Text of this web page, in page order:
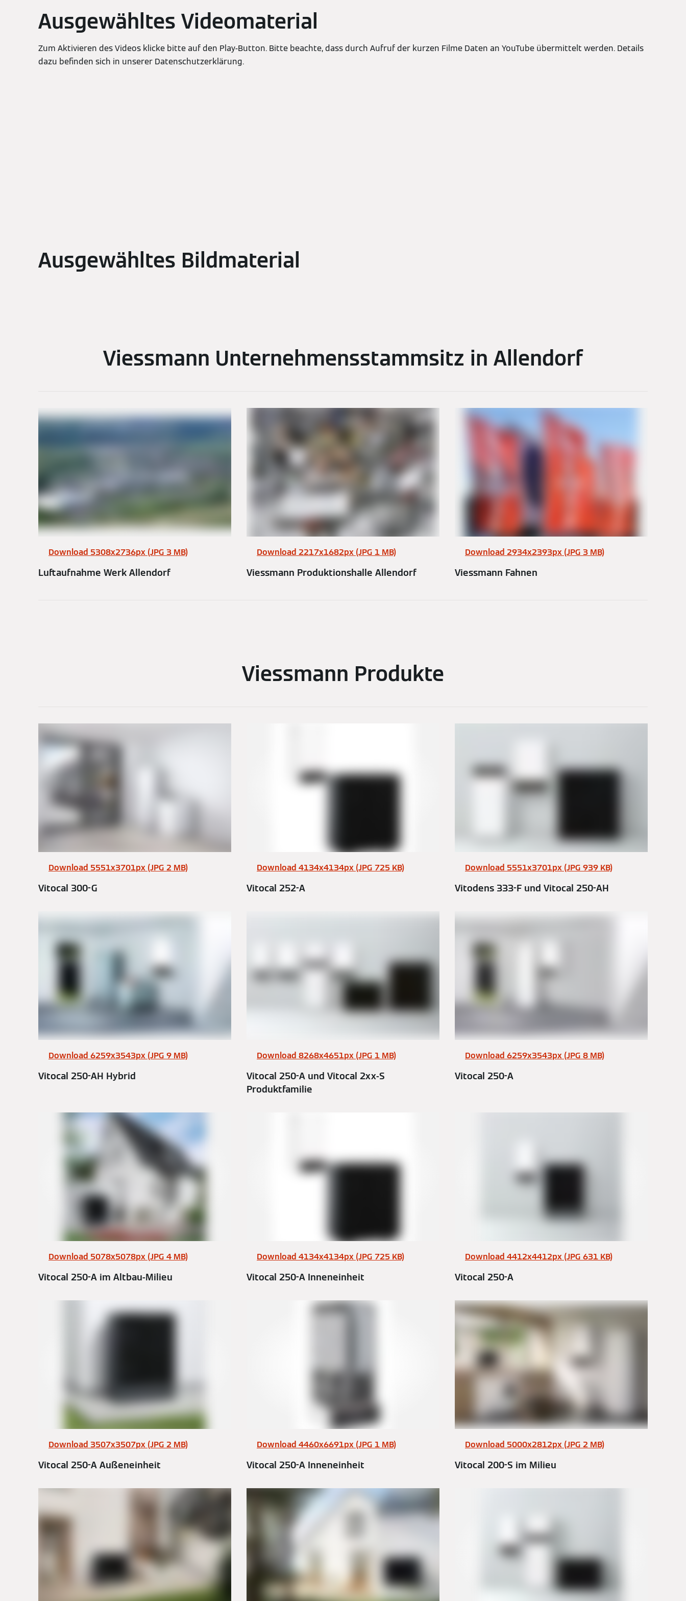
Ausgewähltes Videomaterial
Zum Aktivieren des Videos klicke bitte auf den Play-Button. Bitte beachte, dass durch Aufruf der kurzen Filme Daten an YouTube übermittelt werden. Details
dazu befinden sich in unserer Datenschutzerklärung.
Ausgewähltes Bildmaterial
Viessmann Unternehmensstammsitz in Allendorf
Download 5308x2736px (JPG 3 MB)
Luftaufnahme Werk Allendorf
Download 2217x1682px (JPG 1 MB)
Viessmann Produktionshalle Allendorf
Download 2934x2393px (JPG 3 MB)
Viessmann Fahnen
Viessmann Produkte
Download 5551x3701px (JPG 2 MB)
Vitocal 300-G
Download 4134x4134px (JPG 725 KB)
Vitocal 252-A
Download 5551x3701px (JPG 939 KB)
Vitodens 333-F und Vitocal 250-AH
Download 6259x3543px (JPG 9 MB)
Vitocal 250-AH Hybrid
Download 8268x4651px (JPG 1 MB)
Vitocal 250-A und Vitocal 2xx-S
Produktfamilie
Download 6259x3543px (JPG 8 MB)
Vitocal 250-A
Download 5078x5078px (JPG 4 MB)
Vitocal 250-A im Altbau-Milieu
Download 4134x4134px (JPG 725 KB)
Vitocal 250-A Inneneinheit
Download 4412x4412px (JPG 631 KB)
Vitocal 250-A
Download 3507x3507px (JPG 2 MB)
Vitocal 250-A Außeneinheit
Download 4460x6691px (JPG 1 MB)
Vitocal 250-A Inneneinheit
Download 5000x2812px (JPG 2 MB)
Vitocal 200-S im Milieu